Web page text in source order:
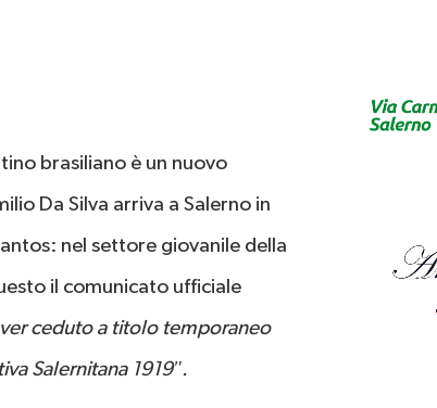
brasiliano è un nuovo
Da Silva arriva a Salerno in
nel settore giovanile della
il comunicato ufficiale
ceduto a titolo temporaneo
Salernitana 1919″.